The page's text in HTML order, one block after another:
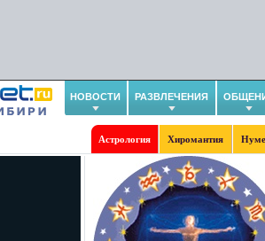
НОВОСТИ РАЗВЛЕЧЕНИЯ
Астрология Хиромантия